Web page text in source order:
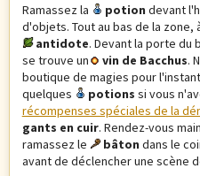
Ramassez la potion devant
d'objets. Tout au bas de la
antidote. Devant la porte du
se trouve un
vin de Bacchus.
boutique de magies pour
quelques
potions si vous
récompenses spéciales de la
gants en cuir. Rendez-vous
ramassez le
bâton dans le
avant de déclencher une scène